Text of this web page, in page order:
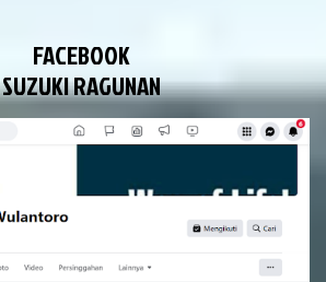
FACEBOOK
SUZUKI RAGUNAN